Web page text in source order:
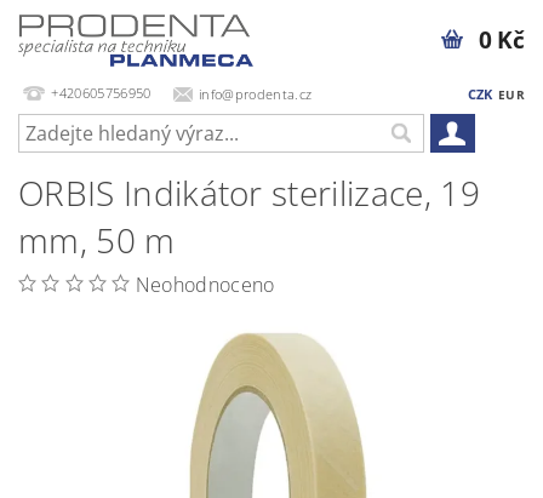
+420605756950 info@prodenta.cz CZK EUR
0 Kč
ORBIS Indikátor sterilizace, 19
mm, 50 m
Neohodnoceno